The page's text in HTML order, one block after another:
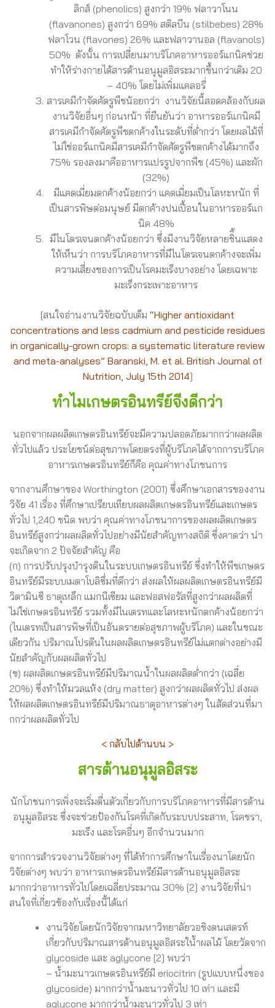
ลิกส์ (phenolics) สูงกว่า 19% ฟลาวาโนน
(flavanones) สูงกว่า 69% สติลบีน (stilbebes) 28%
ฟลาโวน (flavones) 26% และฟลาวานอล (flavanols)
50% ดังนั้น การเปลี่ยนมาบริโภคอาหารออร์แกนิคช่วย
ทำให้ร่างกายได้สารต้านอนุมูลอิสระมากขึ้นกว่าเดิม 20
– 40% โดยไม่เพิ่มแคลอรี่
สารเคมีกำจัดศัตรูพืชน้อยกว่า งานวิจัยนี้สอดคล้องกับผล
งานวิจัยอื่นๆ ก่อนหน้า ที่ยืนยันว่า อาหารออร์แกนิคมี
สารเคมีกำจัดศัตรูพืชตกค้างในระดับที่ต่ำกว่า โดยผลไม้ที่
ไม่ใช่ออร์แกนิคมีสารเคมีกำจัดศัตรูพืชตกค้างได้มากถึง
75% รองลงมาคืออาหารแปรรูปจากพืช (45%) และผัก
(32%)
มีแคดเมี่ยมตกค้างน้อยกว่า แคดเมี่ยมเป็นโลหะหนัก ที่
เป็นสารพิษต่อมนุษย์ มีตกค้างปนเปื้อนในอาหารออร์แก
นิค 48%
มีไนโตรเจนตกค้างน้อยกว่า ซึ่งมีงานวิจัยหลายชิิ้นแสดง
ให้เห็นว่า การบริโภคอาหารที่มีไนโตรเจนตกค้างจะเพิ่ม
ความเสี่ยงของการเป็นโรคมะเร็งบางอย่าง โดยเฉพาะ
มะเร็งกระเพาะอาหาร
[สนใจอ่านงานวิจัยฉบับเต็ม “Higher antioxidant
concentrations and less cadmium and pesticide residues
in organically-grown crops: a systematic literature review
and meta-analyses” Baranski, M. et al. British Journal of
Nutrition, July 15th 2014]
ทำไมเกษตรอินทรีย์จีงดีกว่า
นอกจากผลผลิตเกษตรอินทรีย์จะมีความปลอดภัยมากกว่าผลผลิต
ทั่วไปแล้ว ประโยชน์ต่อสุขภาพโดยตรงที่ผู้บริโภคได้จากการบริโภค
อาหารเกษตรอินทรีย์ก็คือ คุณค่าทางโภชนการ
จากงานศึกษาของ Worthington (2001) ซึ่งศึกษาเอกสารของงาน
วิจัย 41 เรื่อง ที่ศึกษาเปรียบเทียบผลผลิตเกษตรอินทรีย์และเกษตร
ทั่วไป 1,240 ชนิด พบว่า คุณค่าทางโภชนาการของผลผลิตเกษตร
อินทรีย์สูงกว่าผลผลิตทั่วไปอย่างมีนัยสำคัญทางสถิติ ซึ่งคาดว่า น่า
จะเกิดจาก 2 ปัจจัยสำคัญ คือ
(ก) การปรับปรุงบำรุงดินในระบบเกษตรอินทรีย์ ซึ่งทำให้พืชเกษตร
อินทรีย์มีระบบเมตาโบลิซึ่มที่ดีกว่า ส่งผลให้ผลผลิตเกษตรอินทรีย์มี
วิตามินซี ธาตุเหล็ก แมกนีเซียม และฟอสฟอรัสที่สูงกว่าผลผลิตที่
ไม่ใช่เกษตรอินทรีย์ รวมทั้งมีไนเตรทและโลหะหนักตกค้างน้อยกว่า
(ไนเตรทเป็นสารพิษที่เป็นอันตรายต่อสุขภาพผู้บริโภค) และในขณะ
เดียวกัน ปริมาณโปรตีนในผลผลิตเกษตรอินทรีย์ไม่แตกต่างอย่างมี
นัยสำคัญกับผลผลิตทั่วไป
(ข) ผลผลิตเกษตรอินทรีย์มีปริมาณน้ำในผลผลิตต่ำกว่า (เฉลี่ย
20%) ซึ่งทำให้มวลแห้ง (dry matter) สูงกว่าผลผลิตทั่วไป ส่งผล
ให้ผลผลิตเกษตรอินทรีย์มีปริมาณธาตุอาหารต่างๆ ในสัดส่วนที่มา
กกว่าผลผลิตทั่วไป
< กลับไปด้านบน >
สารต้านอนุมูลอิสระ
นักโภชนการเพิ่งจะเริ่มตื่นตัวเกี่ยวกับการบริโภคอาหารที่มีสารต้าน
อนุมูลอิสระ ซึ่งจะช่วยป้องกันโรคที่เกิดกับระบบประสาท, โรคชรา,
มะเร็ง และโรคอื่นๆ อีกจำนวนมาก
จากการสำรวจงานวิจัยต่างๆ ที่ได้ทำการศึกษาในเรื่องนาโดยนัก
วิจัยต่างๆ พบว่า อาหารเกษตรอินทรีย์มีสารต้านอนุมูลอิสระ
มากกว่าอาหารทั่วไปโดยเฉลี่ยประมาณ 30% [2] งานวิจัยที่น่า
สนใจที่เกี่ยวข้องกับเรื่องนี้ได้แก่
งานวิจัยโดยนักวิจัยจากมหาวิทยาลัยวอชิงตนเสตรท์
เกี่ยวกับปริมาณสารต้านอนุมูลอิสระใน้ำผลไม้ โดยวัดจาก
glycoside และ aglycone [2] พบว่า
– น้ำมะนาวเกษตรอินทรีย์มี eriocitrin (รูปแบบหนึ่งของ
glycoside) มากกว่าน้ำมะนาวทั่วไป 10 เท่า และมี
aglycone มากกว่าน้ำมะนาวทั่วไป 3 เท่า